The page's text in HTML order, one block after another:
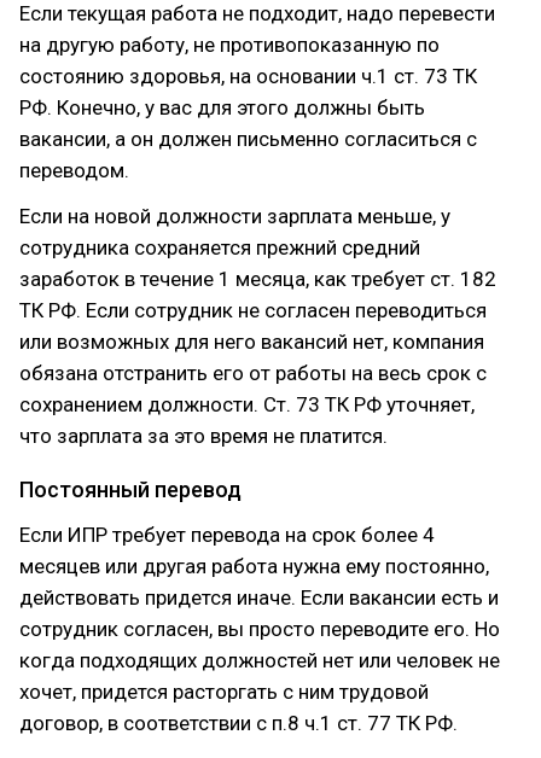
Если текущая работа не подходит, надо перевести
на другую работу, не противопоказанную по
состоянию здоровья, на основании ч.1 ст. 73 ТК
РФ. Конечно, у вас для этого должны быть
вакансии, а он должен письменно согласиться с
переводом.
Если на новой должности зарплата меньше, у
сотрудника сохраняется прежний средний
заработок в течение 1 месяца, как требует ст. 182
ТК РФ. Если сотрудник не согласен переводиться
или возможных для него вакансий нет, компания
обязана отстранить его от работы на весь срок с
сохранением должности. Ст. 73 ТК РФ уточняет,
что зарплата за это время не платится.
Постоянный перевод
Если ИПР требует перевода на срок более 4
месяцев или другая работа нужна ему постоянно,
действовать придется иначе. Если вакансии есть и
сотрудник согласен, вы просто переводите его. Но
когда подходящих должностей нет или человек не
хочет, придется расторгать с ним трудовой
договор, в соответствии с п.8 ч.1 ст. 77 ТК РФ.